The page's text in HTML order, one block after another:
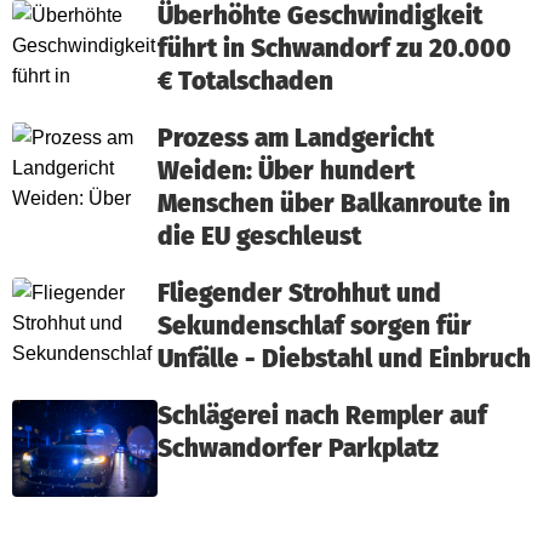
Überhöhte Geschwindigkeit
führt in Schwandorf zu 20.000
€ Totalschaden
Prozess am Landgericht
Weiden: Über hundert
Menschen über Balkanroute in
die EU geschleust
Fliegender Strohhut und
Sekundenschlaf sorgen für
Unfälle - Diebstahl und Einbruch
Schlägerei nach Rempler auf
Schwandorfer Parkplatz